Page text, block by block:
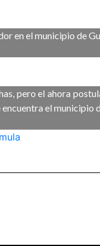
en el municipio de
pero el ahora
encuentra el municipio